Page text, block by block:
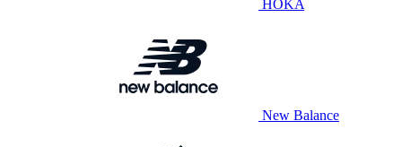
HOKA
New Balance